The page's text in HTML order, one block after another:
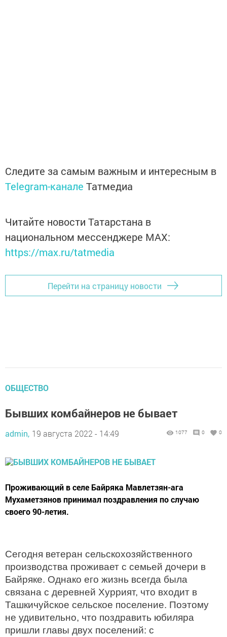
Следите за самым важным и интересным в
Telegram-канале Татмедиа
Читайте новости Татарстана в
национальном мессенджере MАХ:
https://max.ru/tatmedia
Перейти на страницу новости
ОБЩЕСТВО
Бывших комбайнеров не бывает
admin, 19 августа 2022 - 14:49 1077 0 0
Проживающий в селе Байряка Мавлетзян-ага
Мухаметзянов принимал поздравления по случаю
своего 90-летия.
Сегодня ветеран сельскохозяйственного
производства проживает с семьей дочери в
Байряке. Однако его жизнь всегда была
связана с деревней Хуррият, что входит в
Ташкичуйское сельское поселение. Поэтому
не удивительно, что поздравить юбиляра
пришли главы двух поселений: с